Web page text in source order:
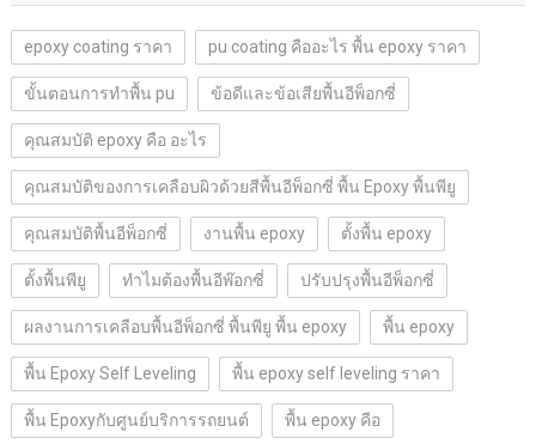
epoxy coating ราคา pu coating คืออะไร พื้น epoxy ราคา
ขั้นตอนการทำพื้น pu ข้อดีและข้อเสียพื้นอีพ็อกซี่
คุณสมบัติ epoxy คือ อะไร
คุณสมบัติของการเคลือบผิวด้วยสีพื้นอีพ็อกซี่ พื้น Epoxy พื้นพียู
คุณสมบัติพื้นอีพ็อกซี่ งานพื้น epoxy ตั้งพื้น epoxy
ตั้งพื้นพียู ทำไมต้องพื้นอีพ๊อกซี่ ปรับปรุงพื้นอีพ็อกซี่
ผลงานการเคลือบพื้นอีพ็อกซี่ พื้นพียู พื้น epoxy พื้น epoxy
พื้น Epoxy Self Leveling พื้น epoxy self leveling ราคา
พื้น Epoxyกับศูนย์บริการรถยนต์ พื้น epoxy คือ